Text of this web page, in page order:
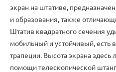
экран на штативе,
и образования,также
Штатив квадратного сечения
мобильный и устойчивый,есть
трапеции. Высота экрана здесь
помощи телескопической